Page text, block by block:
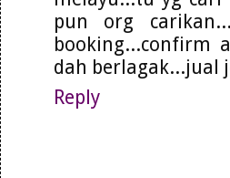
pun org
booking...confirm
dah berlagak...jual
Reply